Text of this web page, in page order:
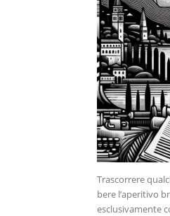
Trascorrere
bere l’aperitivo
esclusivamente